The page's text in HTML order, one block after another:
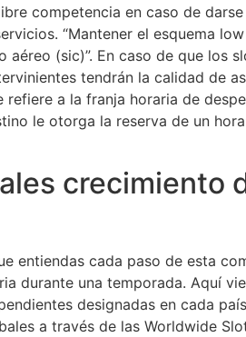
competencia en caso de
“Mantener el esquema
(sic)”. En caso de que los
tendrán la calidad de
a la franja horaria de
le otorga la reserva de un
crecimiento
entiendas cada paso de esta
durante una temporada. Aquí
designadas en cada
a través de las Worldwide